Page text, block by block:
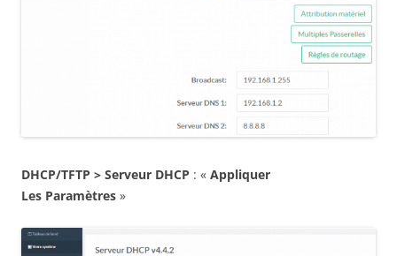
DHCP/TFTP > Serveur DHCP : « Appliquer
Les Paramètres »